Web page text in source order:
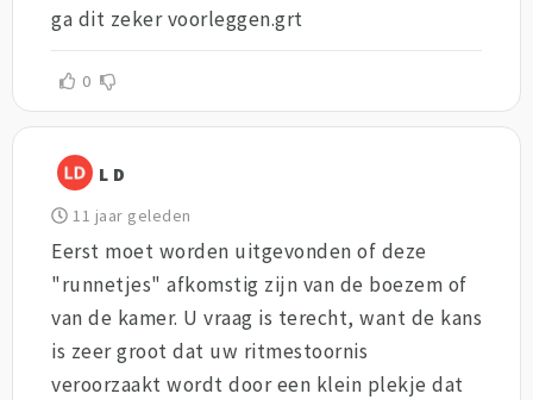
ga dit zeker voorleggen.grt
0
L D
11 jaar geleden
Eerst moet worden uitgevonden of deze
"runnetjes" afkomstig zijn van de boezem of
van de kamer. U vraag is terecht, want de kans
is zeer groot dat uw ritmestoornis
veroorzaakt wordt door een klein plekje dat